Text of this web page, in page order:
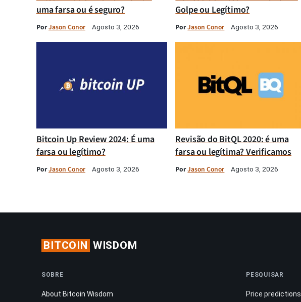
uma farsa ou é seguro?
PorJason Conor Agosto 3, 2026
Golpe ou Legítimo?
PorJason Conor Agosto 3, 2026
Bitcoin Up Review 2024: É uma
farsa ou legítimo?
PorJason Conor Agosto 3, 2026
Revisão do BitQL 2020: é uma
farsa ou legítima? Verificamos
PorJason Conor Agosto 3, 2026
BITCOIN WISDOM
SOBRE
About Bitcoin Wisdom
PESQUISAR
Price predictions